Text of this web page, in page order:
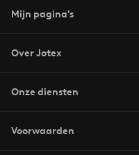
Mijn pagina's
Over Jotex
Onze diensten
Voorwaarden